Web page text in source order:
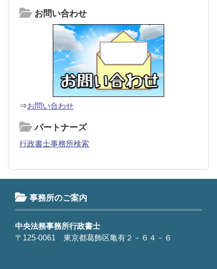
お問い合わせ
⇒お問い合わせ
パートナーズ
行政書士事務所検索
事務所のご案内
中央法務事務所行政書士
〒125-0061 東京都葛飾区亀有２－６４－６